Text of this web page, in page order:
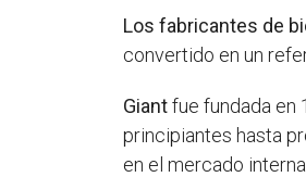
Los fabricantes de
convertido en un
Giantfue fundada en
principiantes hasta
en el mercado